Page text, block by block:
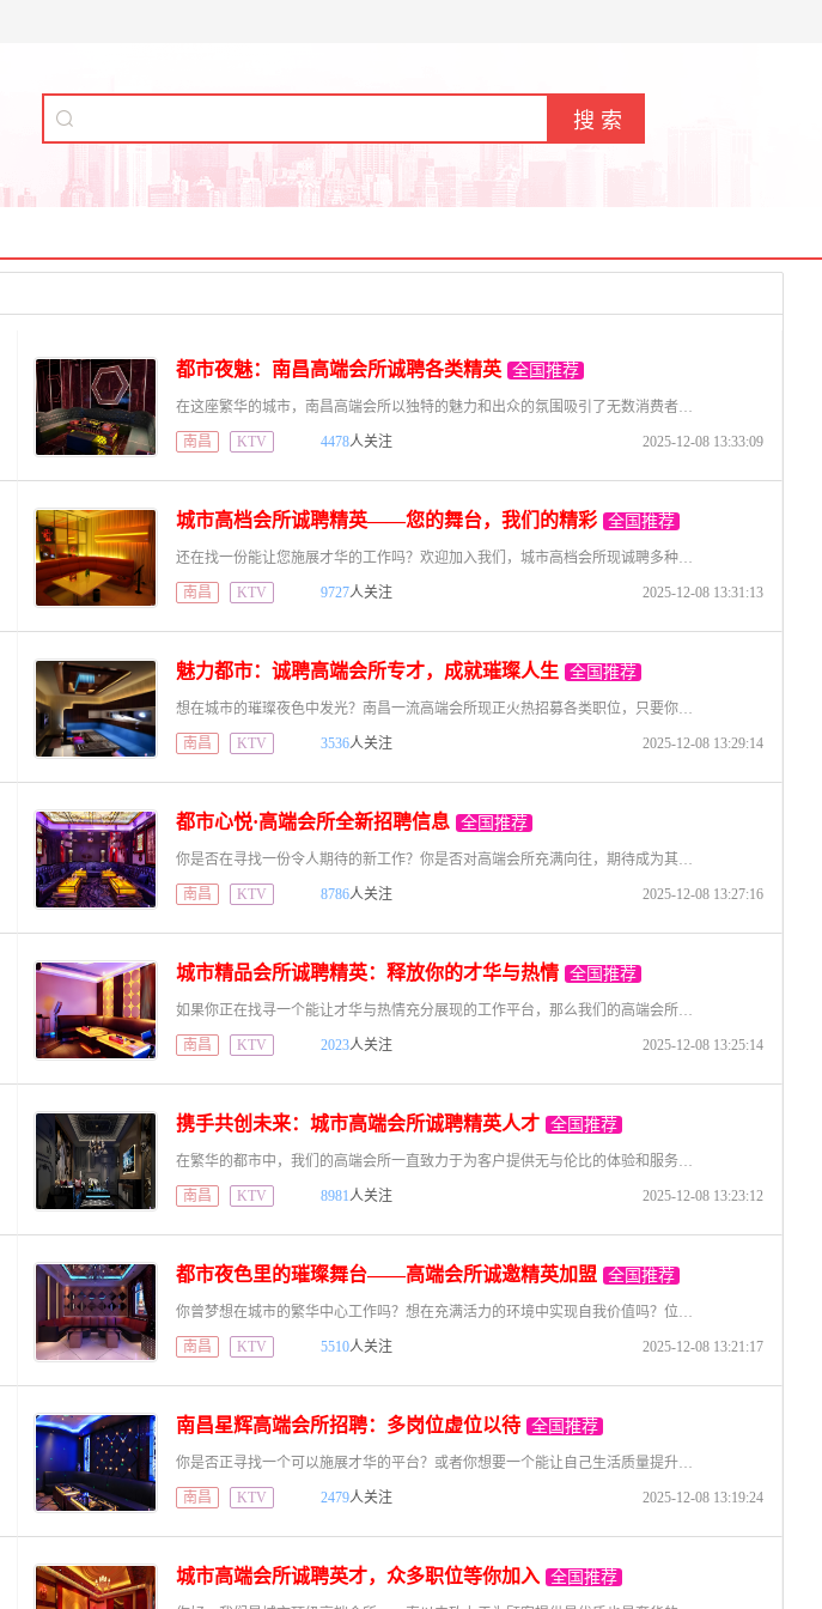
都市夜魅：南昌高端会所诚聘各类精英 全国推荐
在这座繁华的城市，南昌高端会所以独特的魅力和出众的氛围吸引了无数消费者。为了进一步提高我们的服务品质，我们正在扩大团队，面向社会招募各类人才。无论您有无经验，只要有热情和责任心，这里就是您施展才华的舞
南昌 KTV 4478人关注 2025-12-08 13:33:09
城市高档会所诚聘精英——您的舞台，我们的精彩 全国推荐
还在找一份能让您施展才华的工作吗？欢迎加入我们，城市高档会所现诚聘多种职位，为您开启一段充满机遇和挑战的职业生涯。我们提供的是丰厚的待遇、舒适的环境以及友好的工作氛围，诚挚邀请有志之士的加入。
南昌 KTV 9727人关注 2025-12-08 13:31:13
魅力都市：诚聘高端会所专才，成就璀璨人生 全国推荐
想在城市的璀璨夜色中发光？南昌一流高端会所现正火热招募各类职位，只要你够自信，够努力，我们就给你舞台！不要求你有多高的学历，只要你有心，我们就愿意为你广开门路。在这里，你不仅仅是为生活而工作，更多的是
南昌 KTV 3536人关注 2025-12-08 13:29:14
都市心悦·高端会所全新招聘信息 全国推荐
你是否在寻找一份令人期待的新工作？你是否对高端会所充满向往，期待成为其中一部分？欢迎加入都市心悦高端会所！这里不仅是工作的舞台，更是您展现个人魅力与才华的广阔天地。我们因业务扩展，现面向社会招聘各类精
南昌 KTV 8786人关注 2025-12-08 13:27:16
城市精品会所诚聘精英：释放你的才华与热情 全国推荐
如果你正在找寻一个能让才华与热情充分展现的工作平台，那么我们的高端会所是你的不二选择。这里是城市繁华的舞台，我们正在寻找多元化的优秀人才加入，助力每一位顾客拥有难忘的体验。 我们的位置位于城
南昌 KTV 2023人关注 2025-12-08 13:25:14
携手共创未来：城市高端会所诚聘精英人才 全国推荐
在繁华的都市中，我们的高端会所一直致力于为客户提供无与伦比的体验和服务。随着业务的不断扩展和客户需求的多样化，我们现诚邀各种优秀人才加入，携手创未来。 一、招聘职位 1. 会所服务专员
南昌 KTV 8981人关注 2025-12-08 13:23:12
都市夜色里的璀璨舞台——高端会所诚邀精英加盟 全国推荐
你曾梦想在城市的繁华中心工作吗？想在充满活力的环境中实现自我价值吗？位于南昌核心商圈的顶级会所——都市夜色，现诚招各方精英，携手共创美好明天。我们致力于打造城市夜晚的璀璨舞台，为顾客提供最优质的服务，
南昌 KTV 5510人关注 2025-12-08 13:21:17
南昌星辉高端会所招聘：多岗位虚位以待 全国推荐
你是否正寻找一个可以施展才华的平台？或者你想要一个能让自己生活质量提升的工作？南昌星辉高端会所正在招聘，众多机会等待优秀的你来加入。我们将为你提供一个多元化发展平台和优越的工作环境。 在这里，我们提
南昌 KTV 2479人关注 2025-12-08 13:19:24
城市高端会所诚聘英才，众多职位等你加入 全国推荐